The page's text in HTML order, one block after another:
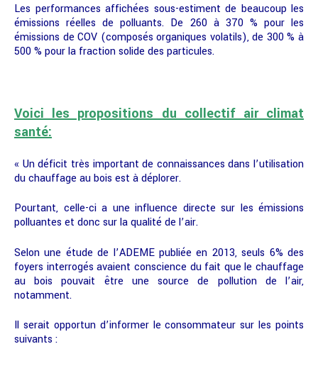
Les performances affichées sous-estiment de beaucoup les
émissions réelles de polluants. De 260 à 370 % pour les
émissions de COV (composés organiques volatils), de 300 % à
500 % pour la fraction solide des particules.
Voici les propositions du collectif air climat
santé:
« Un déficit très important de connaissances dans l’utilisation
du chauffage au bois est à déplorer.
Pourtant, celle-ci a une influence directe sur les émissions
polluantes et donc sur la qualité de l’air.
Selon une étude de l’ADEME publiée en 2013, seuls 6% des
foyers interrogés avaient conscience du fait que le chauffage
au bois pouvait être une source de pollution de l’air,
notamment.
Il serait opportun d’informer le consommateur sur les points
suivants :